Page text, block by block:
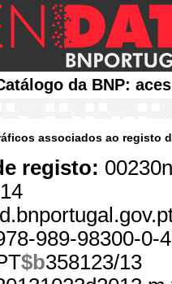
da BNP:
associados ao registo
registo:
989-98300-0-4
$b358123/13